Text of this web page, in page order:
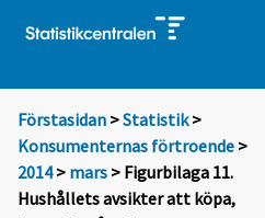
Förstasidan >Statistik >
Konsumenternas förtroende >
2014> mars > Figurbilaga 11.
Hushållets avsikter att köpa,